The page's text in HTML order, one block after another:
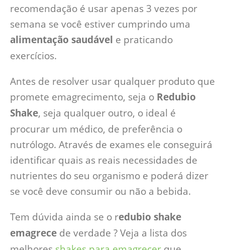
recomendação é usar apenas 3 vezes por
semana se você estiver cumprindo uma
alimentação saudável e praticando
exercícios.
Antes de resolver usar qualquer produto que
promete emagrecimento, seja o Redubio
Shake, seja qualquer outro, o ideal é
procurar um médico, de preferência o
nutrólogo. Através de exames ele conseguirá
identificar quais as reais necessidades de
nutrientes do seu organismo e poderá dizer
se você deve consumir ou não a bebida.
Tem dúvida ainda se o redubio shake
emagrece de verdade ? Veja a lista dos